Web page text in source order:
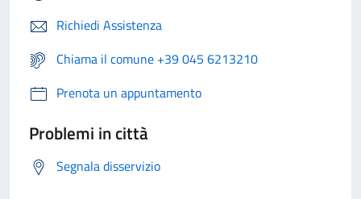
Richiedi Assistenza
Chiama il comune +39 045 6213210
Prenota un appuntamento
Problemi in città
Segnala disservizio